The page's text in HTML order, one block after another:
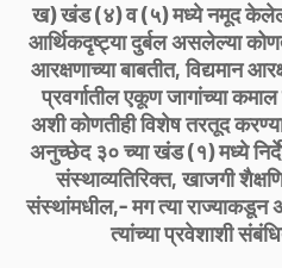
ख) खंड (४) व (५) मध्ये नमूद केलेल्या
आर्थिकदृष्ट्या दुर्बल असलेल्या
आरक्षणाच्या बाबतीत, विद्यमान
प्रवर्गातील एकूण जागांच्या
अशी कोणतीही विशेष तरतूद
अनुच्छेद ३० च्या खंड (१) मध्ये
संस्थाव्यतिरिक्त, खाजगी
संस्थांमधील,- मग त्या राज्याकडून
त्यांच्या प्रवेशाशी